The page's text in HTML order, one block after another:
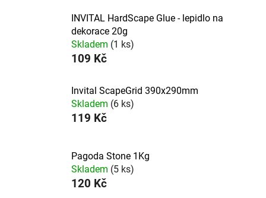
INVITAL HardScape Glue - lepidlo na
dekorace 20g
Skladem (1 ks)
109 Kč
Invital ScapeGrid 390x290mm
Skladem (6 ks)
119 Kč
Pagoda Stone 1Kg
Skladem (5 ks)
120 Kč